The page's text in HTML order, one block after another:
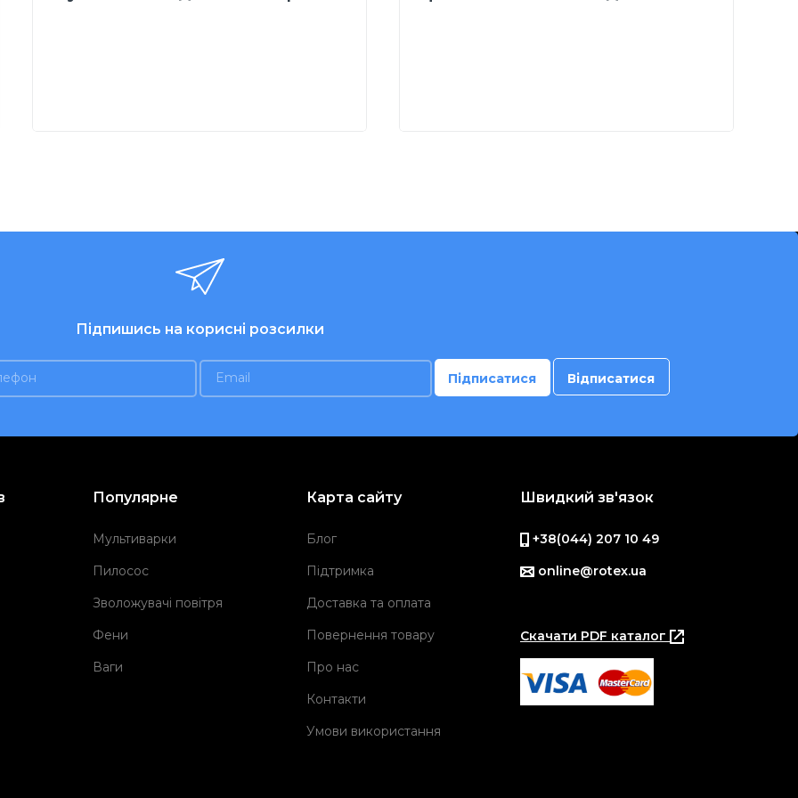
Підпишись на корисні розсилки
Популярне
Мультиварки
Пилосос
Зволожувачі повітря
Фени
Ваги
Карта сайту
Блог
Підтримка
Доставка та оплата
Повернення товару
Про нас
Контакти
Умови використання
Швидкий зв'язок
+38(044) 207 10 49
online@rotex.ua
Скачати PDF каталог